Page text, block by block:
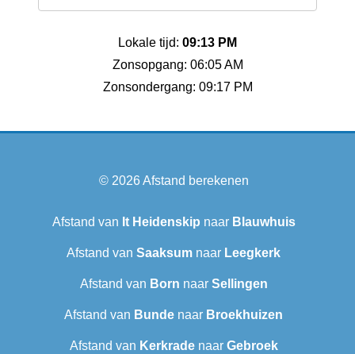
Lokale tijd: 09:13 PM
Zonsopgang: 06:05 AM
Zonsondergang: 09:17 PM
© 2026Afstand berekenen
Afstand van It Heidenskip naar Blauwhuis
Afstand van Saaksum naar Leegkerk
Afstand van Born naar Sellingen
Afstand van Bunde naar Broekhuizen
Afstand van Kerkradenaar Gebroek